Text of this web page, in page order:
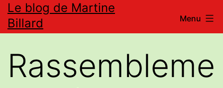
Aller
au
Le blog de Martine
Billard
Menu
Rassembleme